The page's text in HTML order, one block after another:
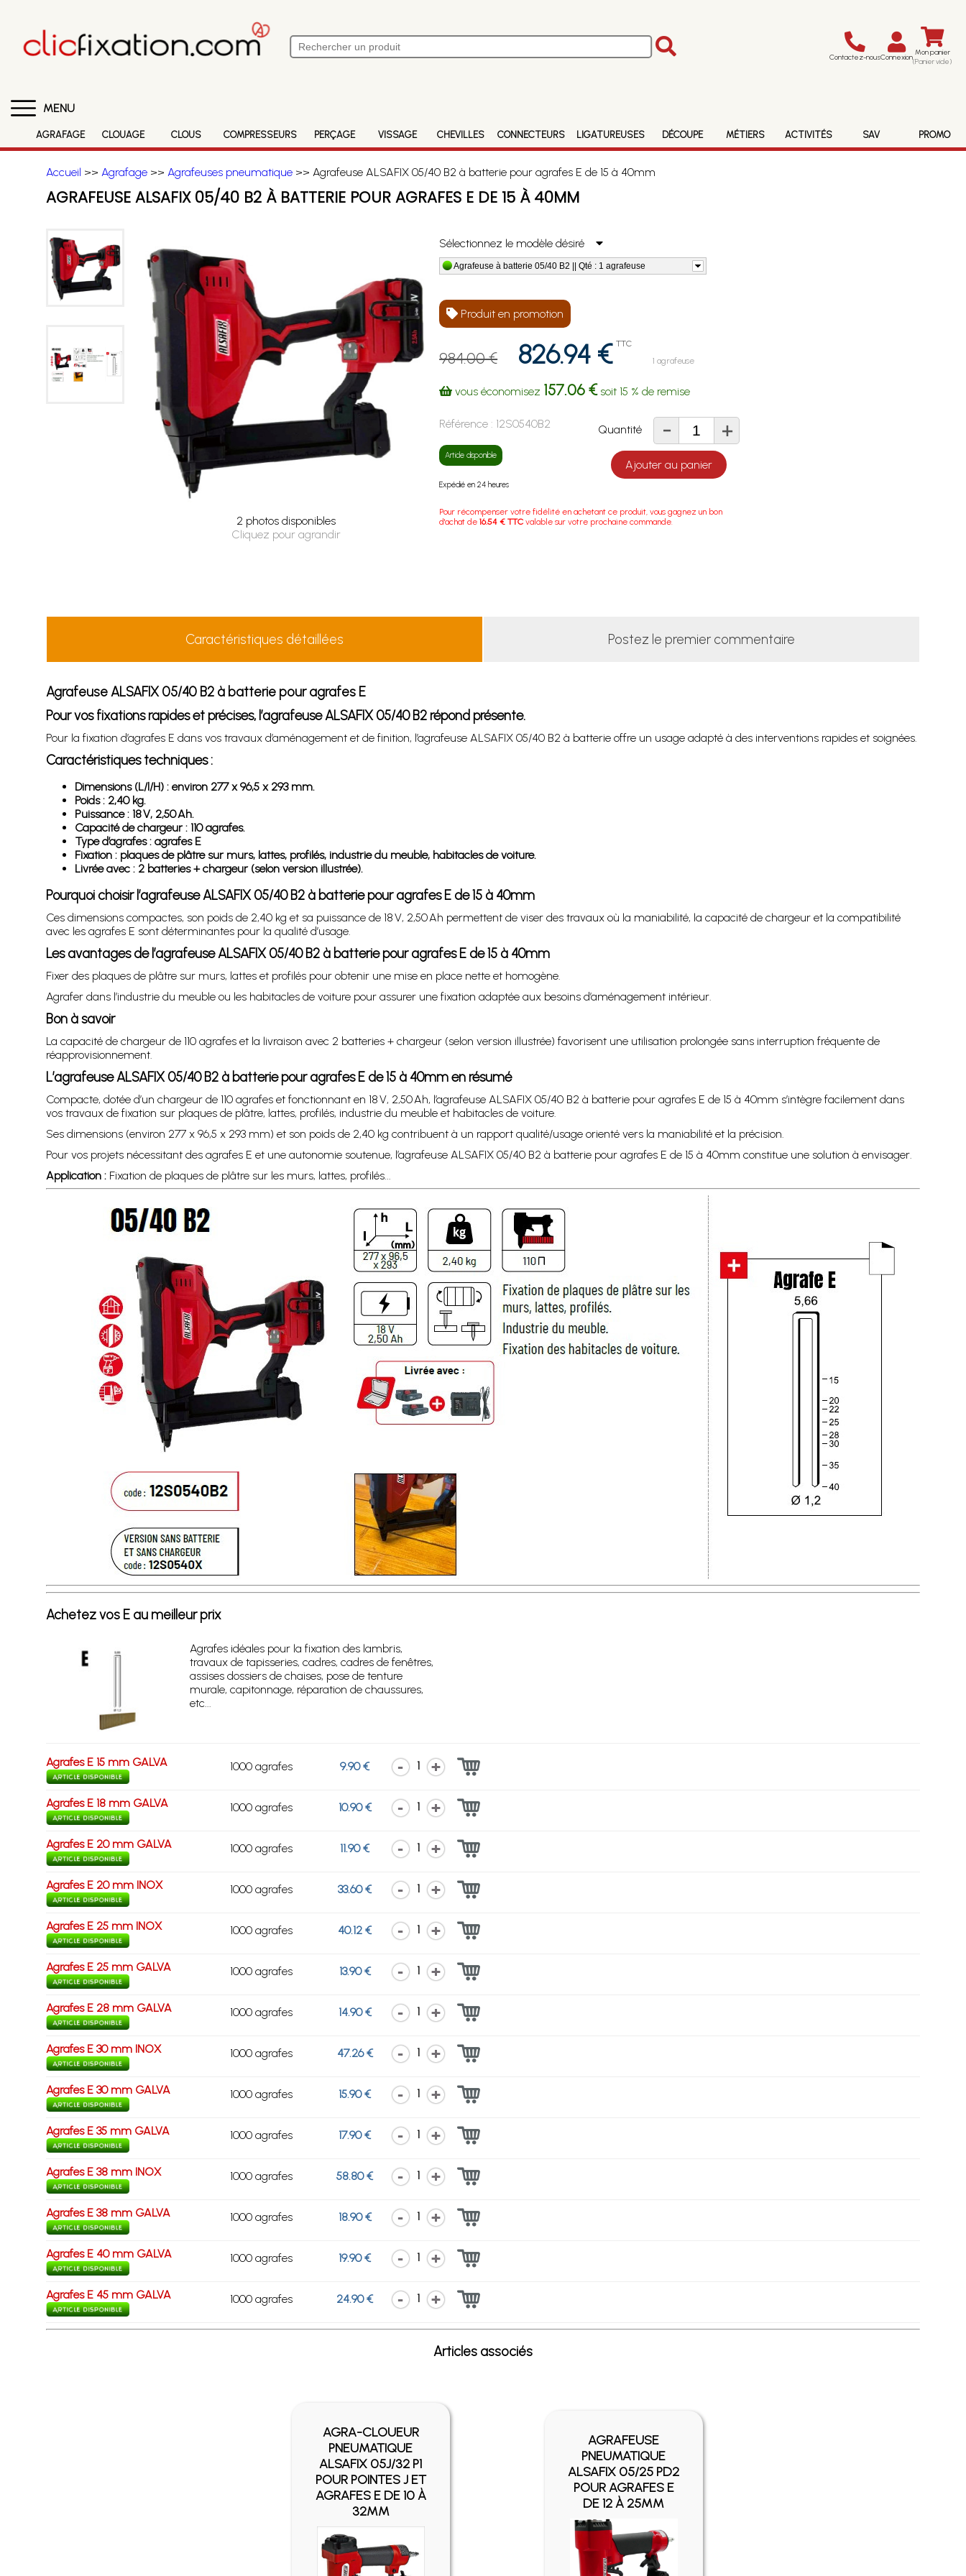
Contactez-nousConnexion Mon panier
(Panier vide)
MENU
AGRAFAGE CLOUAGE CLOUS COMPRESSEURS PERÇAGE VISSAGE CHEVILLES CONNECTEURS LIGATUREUSES DÉCOUPE MÉTIERS ACTIVITÉS SAV PROMO
Accueil >> Agrafage>> Agrafeuses pneumatique>> Agrafeuse ALSAFIX 05/40 B2 à batterie pour agrafes E de 15 à 40mm
AGRAFEUSE ALSAFIX 05/40 B2 À BATTERIE POUR AGRAFES E DE 15 À 40MM
2 photos disponibles
Cliquez pour agrandir
Sélectionnez le modèle désiré
Agrafeuse à batterie 05/40 B2 || Qté : 1 agrafeuse
Produit en promotion
984.00 € 826.94 € TTC
1 agrafeuse
vous économisez 157.06 €soit 15 % de remise
Référence : 12S0540B2
Article disponible
Expédié en 24 heures
Quantité - +
Ajouter au panier
Pour récompenser votre fidélité en achetant ce produit, vous gagnez un bon
d'achat de16.54 € TTC valable sur votre prochaine commande.
Caractéristiques détaillées Postez le premier commentaire
Agrafeuse ALSAFIX 05/40 B2 à batterie pour agrafes E
Pour vos fixations rapides et précises, l’agrafeuse ALSAFIX 05/40 B2 répond présente.
Pour la fixation d’agrafes E dans vos travaux d’aménagement et de finition, l’agrafeuse ALSAFIX 05/40 B2 à batterie offre un usage adapté à des interventions rapides et soignées.
Caractéristiques techniques :
Dimensions (L/l/H) : environ 277 x 96,5 x 293 mm.
Poids : 2,40 kg.
Puissance : 18 V, 2,50 Ah.
Capacité de chargeur : 110 agrafes.
Type d’agrafes : agrafes E
Fixation : plaques de plâtre sur murs, lattes, profilés, industrie du meuble, habitacles de voiture.
Livrée avec : 2 batteries + chargeur (selon version illustrée).
Pourquoi choisir l’agrafeuse ALSAFIX 05/40 B2 à batterie pour agrafes E de 15 à 40mm
Ces dimensions compactes, son poids de 2,40 kg et sa puissance de 18 V, 2,50 Ah permettent de viser des travaux où la maniabilité, la capacité de chargeur et la compatibilité
avec les agrafes E sont déterminantes pour la qualité d’usage.
Les avantages de l’agrafeuse ALSAFIX 05/40 B2 à batterie pour agrafes E de 15 à 40mm
Fixer des plaques de plâtre sur murs, lattes et profilés pour obtenir une mise en place nette et homogène.
Agrafer dans l’industrie du meuble ou les habitacles de voiture pour assurer une fixation adaptée aux besoins d’aménagement intérieur.
Bon à savoir
La capacité de chargeur de 110 agrafes et la livraison avec 2 batteries + chargeur (selon version illustrée) favorisent une utilisation prolongée sans interruption fréquente de
réapprovisionnement.
L’agrafeuse ALSAFIX 05/40 B2 à batterie pour agrafes E de 15 à 40mm en résumé
Compacte, dotée d’un chargeur de 110 agrafes et fonctionnant en 18 V, 2,50 Ah, l’agrafeuse ALSAFIX 05/40 B2 à batterie pour agrafes E de 15 à 40mm s’intègre facilement dans
vos travaux de fixation sur plaques de plâtre, lattes, profilés, industrie du meuble et habitacles de voiture.
Ses dimensions (environ 277 x 96,5 x 293 mm) et son poids de 2,40 kg contribuent à un rapport qualité/usage orienté vers la maniabilité et la précision.
Pour vos projets nécessitant des agrafes E et une autonomie soutenue, l’agrafeuse ALSAFIX 05/40 B2 à batterie pour agrafes E de 15 à 40mm constitue une solution à envisager.
Application :Fixation de plaques de plâtre sur les murs, lattes, profilés...
Achetez vos E au meilleur prix
Agrafes idéales pour la fixation des lambris,
travaux de tapisseries, cadres, cadres de fenêtres,
assises dossiers de chaises, pose de tenture
murale, capitonnage, réparation de chaussures,
etc...
Agrafes E 15 mm GALVA 1000 agrafes 9.90 € 1
Agrafes E 18 mm GALVA 1000 agrafes 10.90 € 1
Agrafes E 20 mm GALVA 1000 agrafes 11.90 € 1
Agrafes E 20 mm INOX 1000 agrafes 33.60 € 1
Agrafes E 25 mm INOX 1000 agrafes 40.12 € 1
Agrafes E 25 mm GALVA 1000 agrafes 13.90 € 1
Agrafes E 28 mm GALVA 1000 agrafes 14.90 € 1
Agrafes E 30 mm INOX 1000 agrafes 47.26 € 1
Agrafes E 30 mm GALVA 1000 agrafes 15.90 € 1
Agrafes E 35 mm GALVA 1000 agrafes 17.90 € 1
Agrafes E 38 mm INOX 1000 agrafes 58.80 € 1
Agrafes E 38 mm GALVA 1000 agrafes 18.90 € 1
Agrafes E 40 mm GALVA 1000 agrafes 19.90 € 1
Agrafes E 45 mm GALVA 1000 agrafes 24.90 € 1
Articles associés
AGRA-CLOUEUR
PNEUMATIQUE
ALSAFIX 05J/32 P1
POUR POINTES J ET
AGRAFES E DE 10 À
32MM
AGRAFEUSE
PNEUMATIQUE
ALSAFIX 05/25 PD2
POUR AGRAFES E
DE 12 À 25MM